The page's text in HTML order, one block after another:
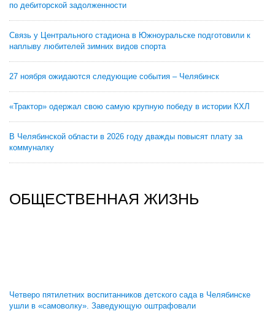
по дебиторской задолженности
Связь у Центрального стадиона в Южноуральске подготовили к
наплыву любителей зимних видов спорта
27 ноября ожидаются следующие события – Челябинск
«Трактор» одержал свою самую крупную победу в истории КХЛ
В Челябинской области в 2026 году дважды повысят плату за
коммуналку
ОБЩЕСТВЕННАЯ ЖИЗНЬ
Четверо пятилетних воспитанников детского сада в Челябинске
ушли в «самоволку». Заведующую оштрафовали